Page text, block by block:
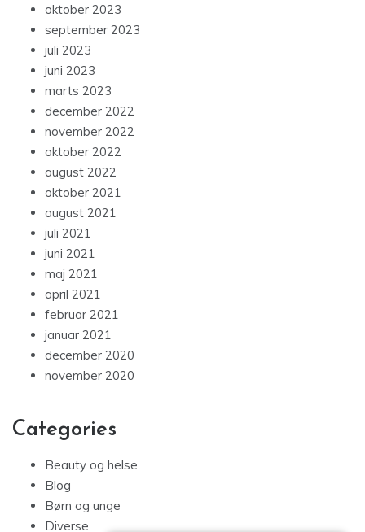
oktober 2023
september 2023
juli 2023
juni 2023
marts 2023
december 2022
november 2022
oktober 2022
august 2022
oktober 2021
august 2021
juli 2021
juni 2021
maj 2021
april 2021
februar 2021
januar 2021
december 2020
november 2020
Categories
Beauty og helse
Blog
Børn og unge
Diverse